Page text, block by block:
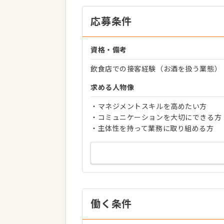
応募条件
資格・備考
飲食店での接客経験（お酒を扱う業態）
求める人物像
・マネジメントスキルを高めたい方
・コミュニケーションを大切にできる方
・主体性を持って業務に取り組める方
働く条件